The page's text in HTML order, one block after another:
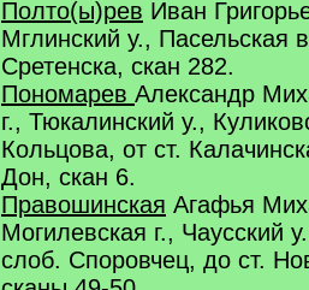
Полто(ы)рев Иван
Мглинский у., Пасельская
Сретенска, скан 282.
Пономарев Александр
г., Тюкалинский у.,
Кольцова, от ст.
Дон, скан 6.
Правошинская Агафья
Могилевская г., Чаусский
слоб. Споровчец, до ст.